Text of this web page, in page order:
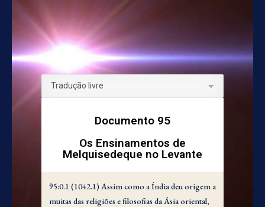
Documento 95
Os Ensinamentos de
Melquisedeque no Levante
95:0.1 (1042.1) Assim como a Índia deu origem a
muitas das religiões e filosofias da Ásia oriental,